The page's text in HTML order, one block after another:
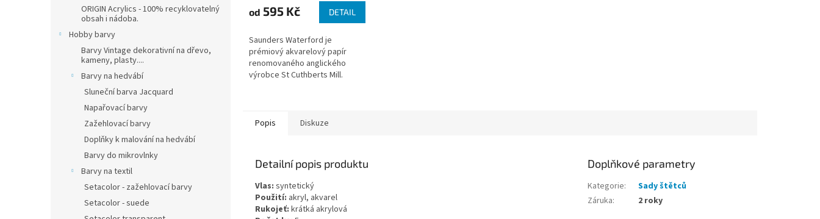
ORIGIN Acrylics - 100% recyklovatelný
obsah i nádoba.
Hobby barvy
Barvy Vintage dekorativní na dřevo,
kameny, plasty....
Barvy na hedvábí
Sluneční barva Jacquard
Napařovací barvy
Zažehlovací barvy
Doplňky k malování na hedvábí
Barvy do mikrovlnky
Barvy na textil
Setacolor - zažehlovací barvy
Setacolor - suede
od 595 Kč DETAIL
Saunders Waterford je
prémiový akvarelový papír
renomovaného anglického
výrobce St Cuthberts Mill.
Popis Diskuze
Detailní popis produktu
Vlas: syntetický
Použití: akryl, akvarel
Rukojeť: krátká akrylová
Doplňkové parametry
Kategorie:
Sady štětců
Záruka: 2 roky